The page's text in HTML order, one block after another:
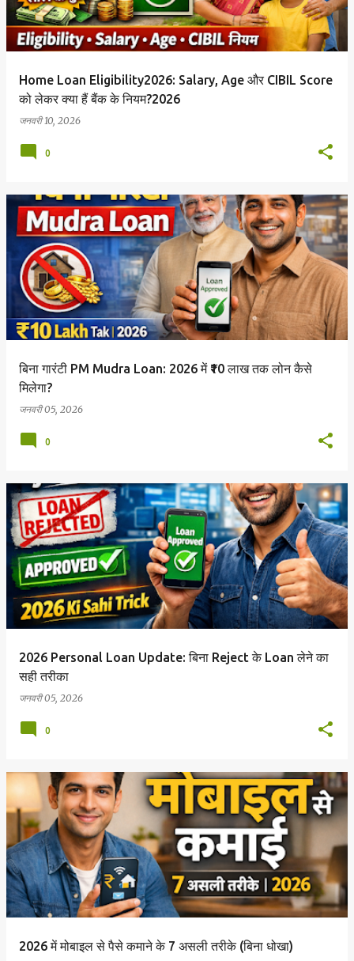
Home Loan Eligibility2026: Salary, Age और CIBIL Score
को लेकर क्या हैं बैंक के नियम?2026
जनवरी 10, 2026
0
बिना गारंटी PM Mudra Loan: 2026 में ₹10 लाख तक लोन कैसे
मिलेगा?
जनवरी 05, 2026
0
2026 Personal Loan Update: बिना Reject के Loan लेने का
सही तरीका
जनवरी 05, 2026
0
2026 में मोबाइल से पैसे कमाने के 7 असली तरीके (बिना धोखा)